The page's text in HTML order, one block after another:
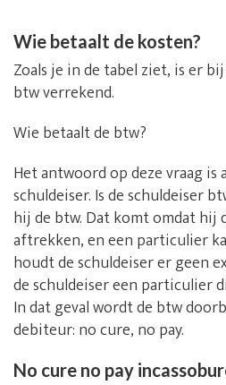
Wie betaalt de kosten?
Zoals je in de tabel ziet, is er
btw verrekend.
Wie betaalt de btw?
Het antwoord op deze vraag is
schuldeiser. Is de schuldeiser
hij de btw. Dat komt omdat hij
aftrekken, en een particulier
houdt de schuldeiser er geen
de schuldeiser een particulier
In dat geval wordt de btw
debiteur: no cure, no pay.
No cure no pay